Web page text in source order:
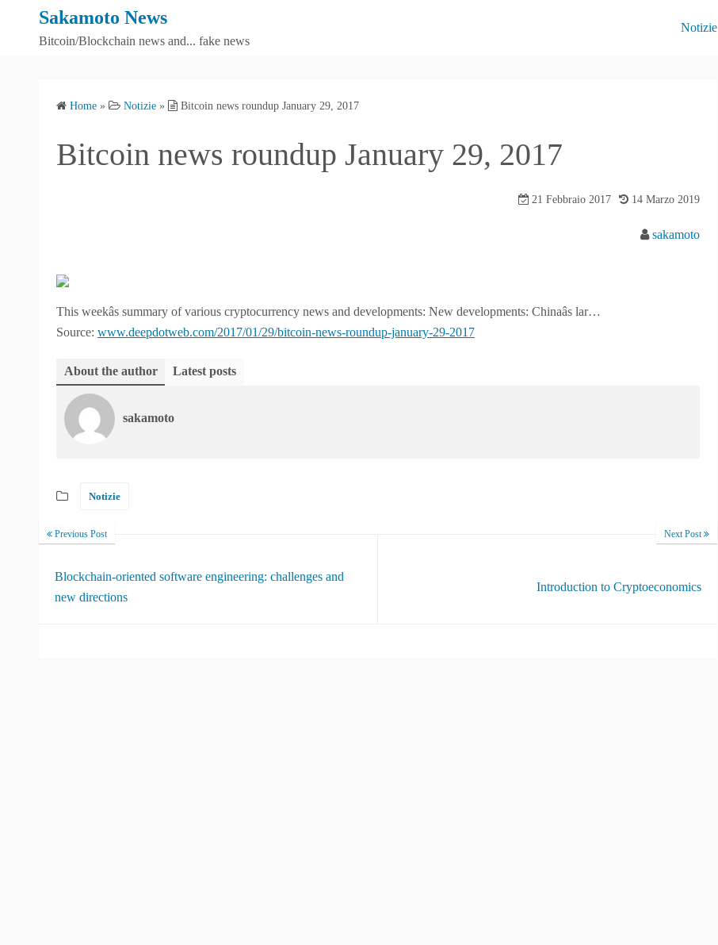
Sakamoto News
Bitcoin/Blockchain news and... fake news
Notizie
Home » Notizie » Bitcoin news roundup January 29, 2017
Bitcoin news roundup January 29, 2017
21 Febbraio 2017 14 Marzo 2019
sakamoto
This weekâs summary of various cryptocurrency news and developments: New developments: Chinaâs lar…
Source: www.deepdotweb.com/2017/01/29/bitcoin-news-roundup-january-29-2017
About the author Latest posts
sakamoto
Notizie
Previous Post
Blockchain-oriented software engineering: challenges and
new directions
Next Post
Introduction to Cryptoeconomics